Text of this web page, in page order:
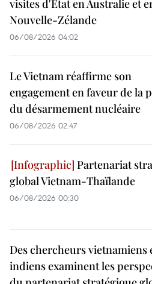
visites d'État en Australie et
Nouvelle-Zélande
06/08/2026 04:02
Le Vietnam réaffirme son
engagement en faveur de la
du désarmement nucléaire
06/08/2026 02:47
Partenariat
global Vietnam-Thaïlande
06/08/2026 00:30
Des chercheurs vietnamiens
indiens examinent les